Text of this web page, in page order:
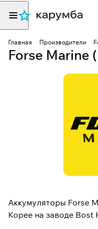
Главная Производители
Forse Marine
Аккумуляторы Forse
Корее на заводе Bost